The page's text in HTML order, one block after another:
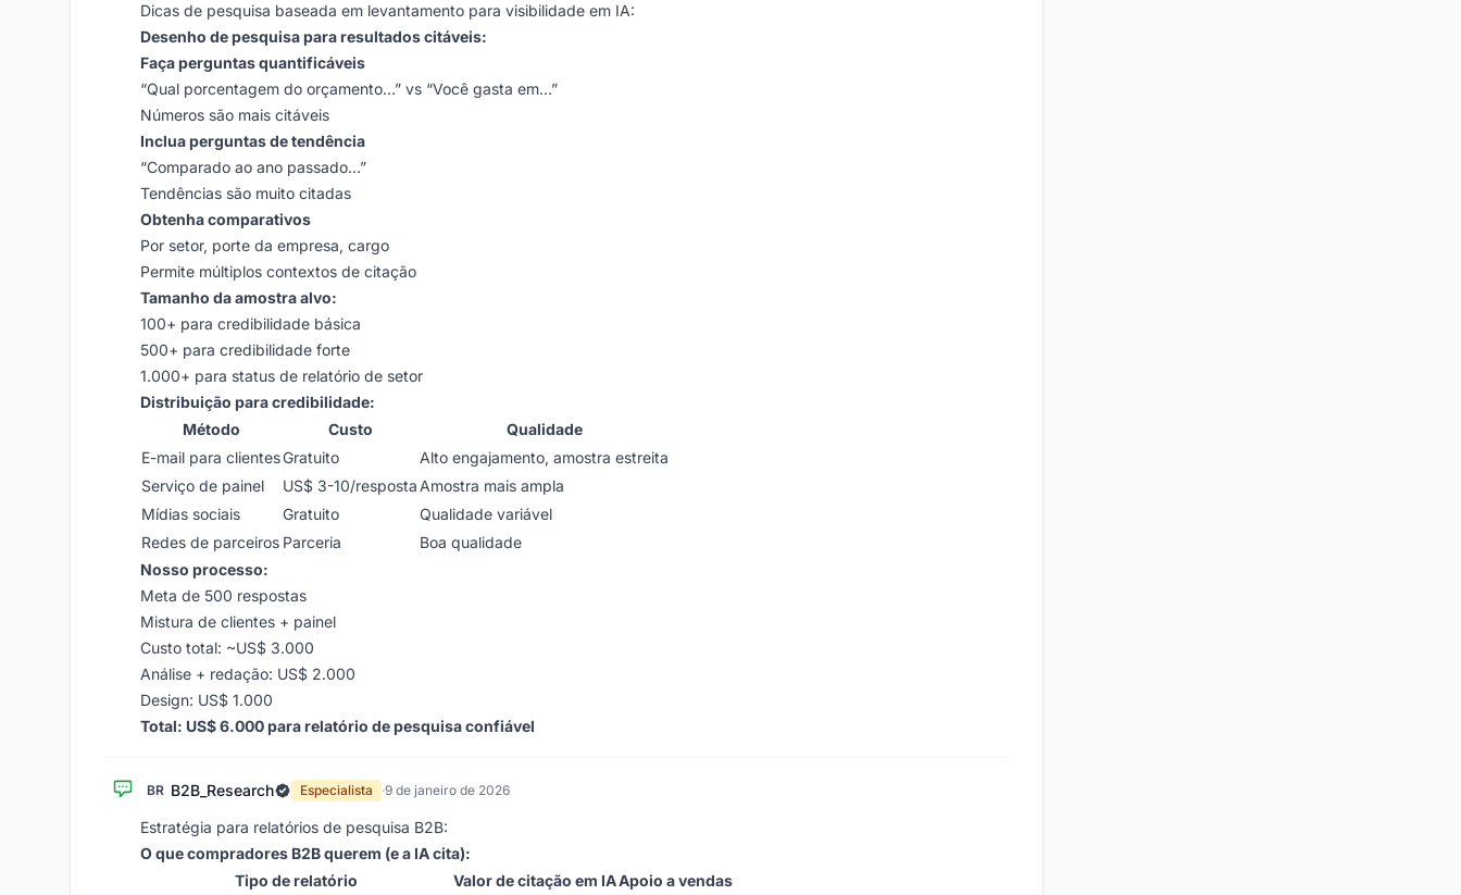
Dicas de pesquisa baseada em levantamento para visibilidade em IA:
Desenho de pesquisa para resultados citáveis:
Faça perguntas quantificáveis
“Qual porcentagem do orçamento…” vs “Você gasta em…”
Números são mais citáveis
Inclua perguntas de tendência
“Comparado ao ano passado…”
Tendências são muito citadas
Obtenha comparativos
Por setor, porte da empresa, cargo
Permite múltiplos contextos de citação
Tamanho da amostra alvo:
100+ para credibilidade básica
500+ para credibilidade forte
1.000+ para status de relatório de setor
Distribuição para credibilidade:
Método
Custo
Qualidade
E-mail para clientesGratuito
Alto engajamento, amostra estreita
Serviço de painel
US$ 3-10/resposta Amostra mais ampla
Mídias sociais
Gratuito
Qualidade variável
Redes de parceiros Parceria
Boa qualidade
Nosso processo:
Meta de 500 respostas
Mistura de clientes + painel
Custo total: ~US$ 3.000
Análise + redação: US$ 2.000
Design: US$ 1.000
Total: US$ 6.000 para relatório de pesquisa confiável
BR B2B_Research Especialista ·9 de janeiro de 2026
Estratégia para relatórios de pesquisa B2B:
O que compradores B2B querem (e a IA cita):
Tipo de relatório
Valor de citação em IAApoio a vendas